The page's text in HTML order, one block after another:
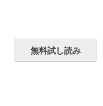
無料試し読み